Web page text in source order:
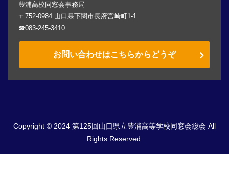
豊浦高校同窓会事務局
〒752-0984 山口県下関市長府宮崎町1-1
☎083-245-3410
お問い合わせはこちらからどうぞ
Copyright © 2024 第125回山口県立豊浦高等学校同窓会総会 All
Rights Reserved.